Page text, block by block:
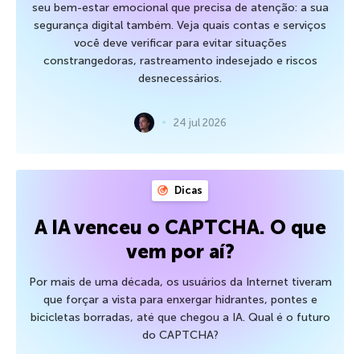
seu bem-estar emocional que precisa de atenção: a sua
segurança digital também. Veja quais contas e serviços
você deve verificar para evitar situações
constrangedoras, rastreamento indesejado e riscos
desnecessários.
24 jul 2026
Dicas
A IA venceu o CAPTCHA. O que
vem por aí?
Por mais de uma década, os usuários da Internet tiveram
que forçar a vista para enxergar hidrantes, pontes e
bicicletas borradas, até que chegou a IA. Qual é o futuro
do CAPTCHA?